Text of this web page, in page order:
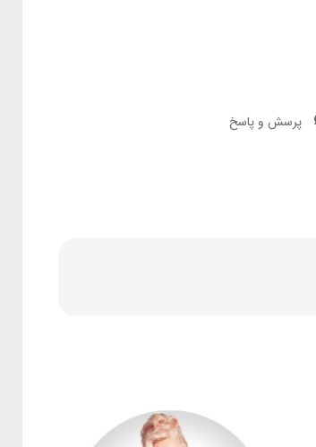
مارو سخت کردن.
بهشون می‌اندازیم:
اینه که سیستم دیسکاوری اون، محدود به
براتون انتخاب ‌می‌کنه و بهتون پیشنهاد میده.
پرسش و پاسخ